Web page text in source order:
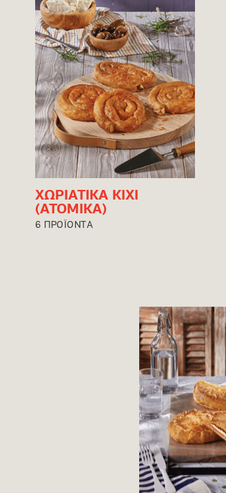
ΧΩΡΙΑΤΙΚΑ ΚΙΧΙ
(ΑΤΟΜΙΚΑ)
6 ΠΡΟΪΟΝΤΑ